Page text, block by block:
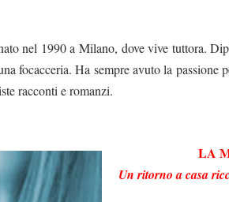
nel 1990 a Milano, dove vive tuttora.
focacceria. Ha sempre avuto la
racconti e romanzi.
LA
Un ritorno a casa